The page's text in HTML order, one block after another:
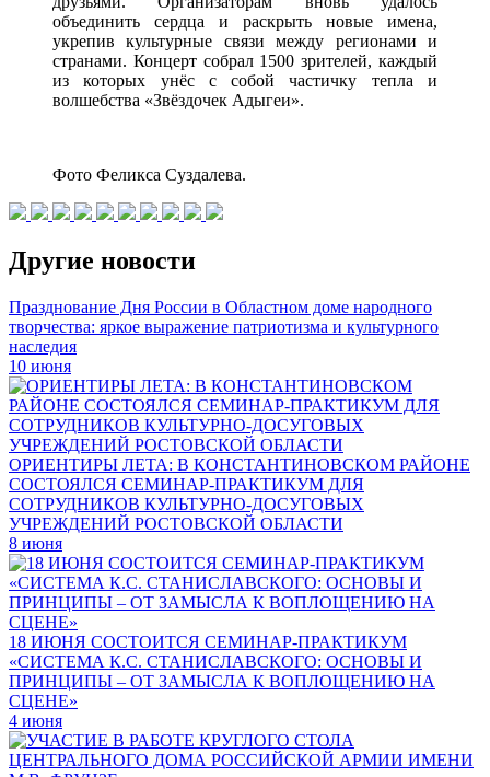
объединить сердца и раскрыть новые имена,
укрепив культурные связи между регионами и
странами. Концерт собрал 1500 зрителей, каждый
из которых унёс с собой частичку тепла и
волшебства «Звёздочек Адыгеи».
Фото Феликса Суздалева.
Другие новости
Празднование Дня России в Областном доме народного
творчества: яркое выражение патриотизма и культурного
наследия
10 июня
ОРИЕНТИРЫ ЛЕТА: В КОНСТАНТИНОВСКОМ РАЙОНЕ
СОСТОЯЛСЯ СЕМИНАР-ПРАКТИКУМ ДЛЯ
СОТРУДНИКОВ КУЛЬТУРНО-ДОСУГОВЫХ
УЧРЕЖДЕНИЙ РОСТОВСКОЙ ОБЛАСТИ
8 июня
18 ИЮНЯ СОСТОИТСЯ СЕМИНАР-ПРАКТИКУМ
«СИСТЕМА К.С. СТАНИСЛАВСКОГО: ОСНОВЫ И
ПРИНЦИПЫ – ОТ ЗАМЫСЛА К ВОПЛОЩЕНИЮ НА
СЦЕНЕ»
4 июня